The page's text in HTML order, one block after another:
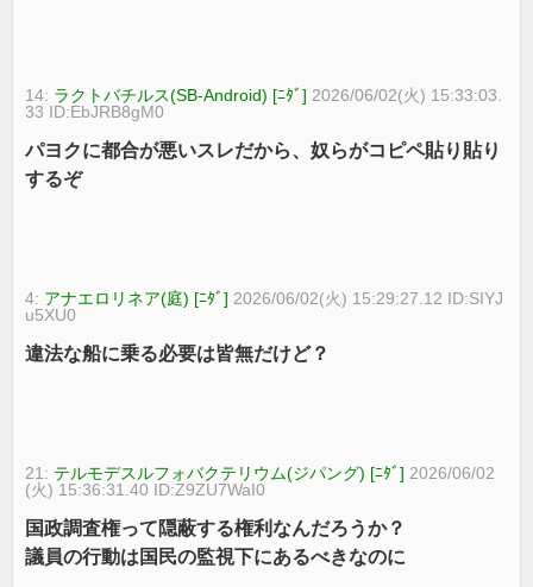
14: ラクトバチルス(SB-Android) [ﾆﾀﾞ] 2026/06/02(火) 15:33:03.
33 ID:EbJRB8gM0
パヨクに都合が悪いスレだから、奴らがコピペ貼り貼り
するぞ
4: アナエロリネア(庭) [ﾆﾀﾞ] 2026/06/02(火) 15:29:27.12 ID:SIYJ
u5XU0
違法な船に乗る必要は皆無だけど？
21: テルモデスルフォバクテリウム(ジパング) [ﾆﾀﾞ] 2026/06/02
(火) 15:36:31.40 ID:Z9ZU7WaI0
国政調査権って隠蔽する権利なんだろうか？
議員の行動は国民の監視下にあるべきなのに